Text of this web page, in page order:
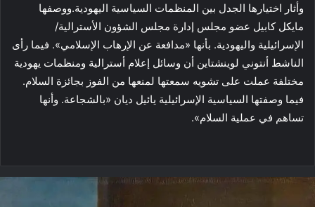
وأثار اختيارها الجدل بين المنظمات السياسية اليهودية.ووصفها
مايكل كابيل عضو مجلس إدارة مجلس الشؤون الأسترالية/
الإسرائيلية واليهودية. بأنها «مدافعة عن الإرهاب الإسلامي». فيما رأى
الناشط أنتوني لوينشتاين أن وسائل إعلام أسترالية ومنظمات يهودية
مختلفة عملت على تشويه سمعتها لمنعها من الفوز بجائزة السلام.
فيما وصفتها السياسية الإسرائيلية يائيل ديان «بالشجاعة. وأنها
تساهم في عملية السلام».